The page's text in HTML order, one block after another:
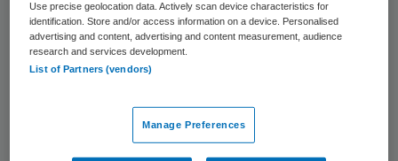
Daarnaast heeft hij ervaring als directeur
en manager in de jeugdzorg,
gehandicaptenzorg en het (speciaal)
Maarten Hoek is per 1 januari afgetreden
Use precise geolocation data. Actively scan device characteristics for
identification. Store and/or access information on a device. Personalised
advertising and content, advertising and content measurement, audience
research and services development.
List of Partners (vendors)
Manage Preferences